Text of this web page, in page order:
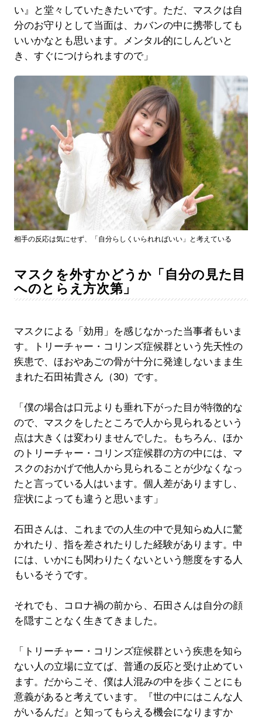
い』と堂々していたきたいです。ただ、マスクは自
分のお守りとして当面は、カバンの中に携帯しても
いいかなとも思います。メンタル的にしんどいと
き、すぐにつけられますので」
相手の反応は気にせず、「自分らしくいられればいい」と考えている
マスクを外すかどうか「自分の見た目
へのとらえ方次第」
マスクによる「効用」を感じなかった当事者もいま
す。トリーチャー・コリンズ症候群という先天性の
疾患で、ほおやあごの骨が十分に発達しないまま生
まれた石田祐貴さん（30）です。
「僕の場合は口元よりも垂れ下がった目が特徴的な
ので、マスクをしたところで人から見られるという
点は大きくは変わりませんでした。もちろん、ほか
のトリーチャー・コリンズ症候群の方の中には、マ
スクのおかげで他人から見られることが少なくなっ
たと言っている人はいます。個人差がありますし、
症状によっても違うと思います」
石田さんは、これまでの人生の中で見知らぬ人に驚
かれたり、指を差されたりした経験があります。中
には、いかにも関わりたくないという態度をする人
もいるそうです。
それでも、コロナ禍の前から、石田さんは自分の顔
を隠すことなく生きてきました。
「トリーチャー・コリンズ症候群という疾患を知ら
ない人の立場に立てば、普通の反応と受け止めてい
ます。だからこそ、僕は人混みの中を歩くことにも
意義があると考えています。『世の中にはこんな人
がいるんだ』と知ってもらえる機会になりますか